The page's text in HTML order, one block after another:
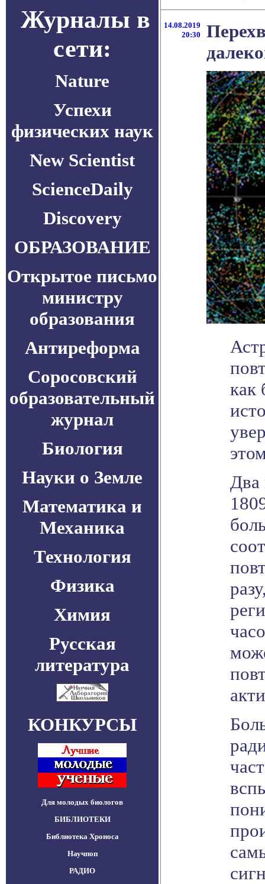
Журналы в
сети:
Nature
Успехи
физических наук
New Scientist
ScienceDaily
Discovery
ОБРАЗОВАНИЕ
Открытое письмо
министру
образования
Антиреформа
Соросовский
образовательный
журнал
Биология
Науки о Земле
Математика и
Механика
Технология
Физика
Химия
Русская
литература
КОНКУРСЫ
Для молодых биологов
БИБЛИОТЕКИ
Библиотека Хроноса
Научпоп
РАДИО
14.08.2019
20:30
как
Два